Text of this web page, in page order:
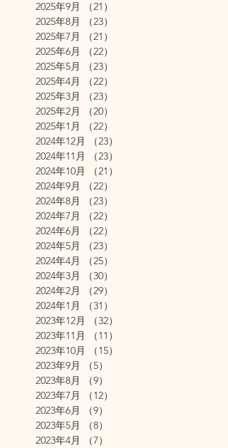
2025年9月
（21）
2025年8月
（23）
2025年7月
（21）
2025年6月
（22）
2025年5月
（23）
2025年4月
（22）
2025年3月
（23）
2025年2月
（20）
2025年1月
（22）
2024年12月
（23）
2024年11月
（23）
2024年10月
（21）
2024年9月
（22）
2024年8月
（23）
2024年7月
（22）
2024年6月
（22）
2024年5月
（23）
2024年4月
（25）
2024年3月
（30）
2024年2月
（29）
2024年1月
（31）
2023年12月
（32）
2023年11月
（11）
2023年10月
（15）
2023年9月
（5）
2023年8月
（9）
2023年7月
（12）
2023年6月
（9）
2023年5月
（8）
2023年4月
（7）